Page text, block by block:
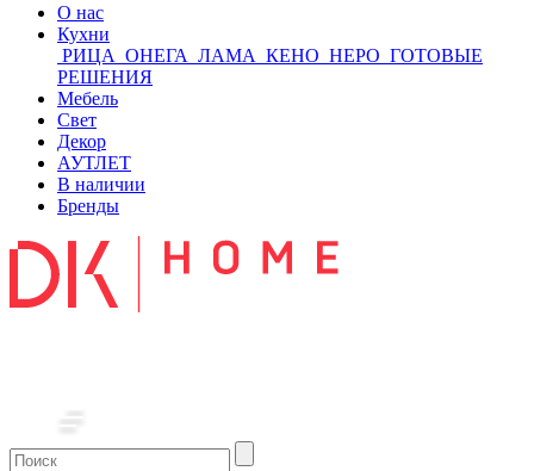
О нас
Кухни
РИЦА ОНЕГА ЛАМА КЕНО НЕРО ГОТОВЫЕ
РЕШЕНИЯ
Мебель
Свет
Декор
АУТЛЕТ
В наличии
Бренды